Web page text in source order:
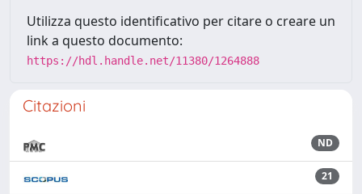
Utilizza questo identificativo per citare o creare un
link a questo documento:
https://hdl.handle.net/11380/1264888
Citazioni
ND
21